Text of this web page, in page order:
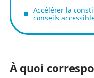
Accélérer la
conseils
À quoi